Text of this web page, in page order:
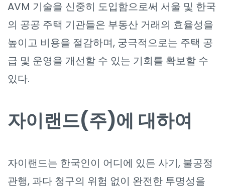
AVM 기술을 신중히 도입함으로써 서울 및 한국
의 공공 주택 기관들은 부동산 거래의 효율성을
높이고 비용을 절감하며, 궁극적으로는 주택 공
급 및 운영을 개선할 수 있는 기회를 확보할 수
있다.
자이랜드(주)에 대하여
자이랜드는 한국인이 어디에 있든 사기, 불공정
관행, 과다 청구의 위험 없이 완전한 투명성을